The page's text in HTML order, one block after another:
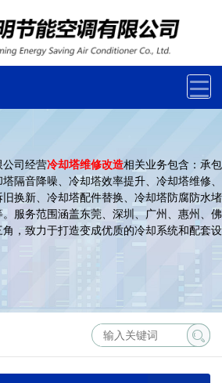
司经营冷却塔维修改造相关业务包含：承包
隔音降噪、冷却塔效率提升、冷却塔维修、
换新、冷却塔配件替换、冷却塔防腐防水堵
服务范围涵盖东莞、深圳、广州、惠州、佛
，致力于打造变成优质的冷却系统和配套设